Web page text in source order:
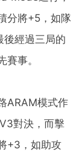
分將+5，如隊
後經過三局的
事。
ARAM模式作
對決，而擊
+3，如助攻